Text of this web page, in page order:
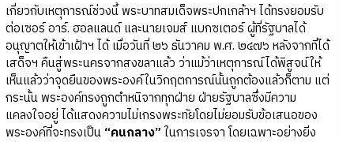
เกี่ยวกับเหตุการณ์ช่วงนี้ พระบาทสมเด็จพระปกเกล้าฯ ได้ทรงยอมรับ
ต่อเซอร์ อาร์. ฮอลแลนด์ และนายเจมส์ แบกซเตอร์ ผู้ที่รัฐบาลได้
อนุญาตให้เข้าเฝ้าฯ ได้ เมื่อวันที่ ๒๖ ธันวาคม พ.ศ. ๒๔๗๖ หลังจากที่ได้
เสด็จฯ คืนสู่พระนครจากสงขลาแล้ว ว่าแม้ว่าเหตุการณ์ได้พิสูจน์ให้
เห็นแล้วว่าจุดยืนของพระองค์ในวิกฤตการณ์นั้นถูกต้องแล้วก็ตาม แต่
กระนั้น พระองค์ทรงถูกตำหนิจากทุกฝ่าย ฝ่ายรัฐบาลซึ่งมีความ
แคลงใจอยู่ ได้แสดงความไม่เกรงพระทัยโดยไม่ยอมรับข้อเสนอของ
พระองค์ที่จะทรงเป็น “คนกลาง” ในการเจรจา โดยเฉพาะอย่างยิ่ง